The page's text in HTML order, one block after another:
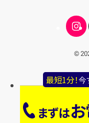
最短1分！今
まずは
©